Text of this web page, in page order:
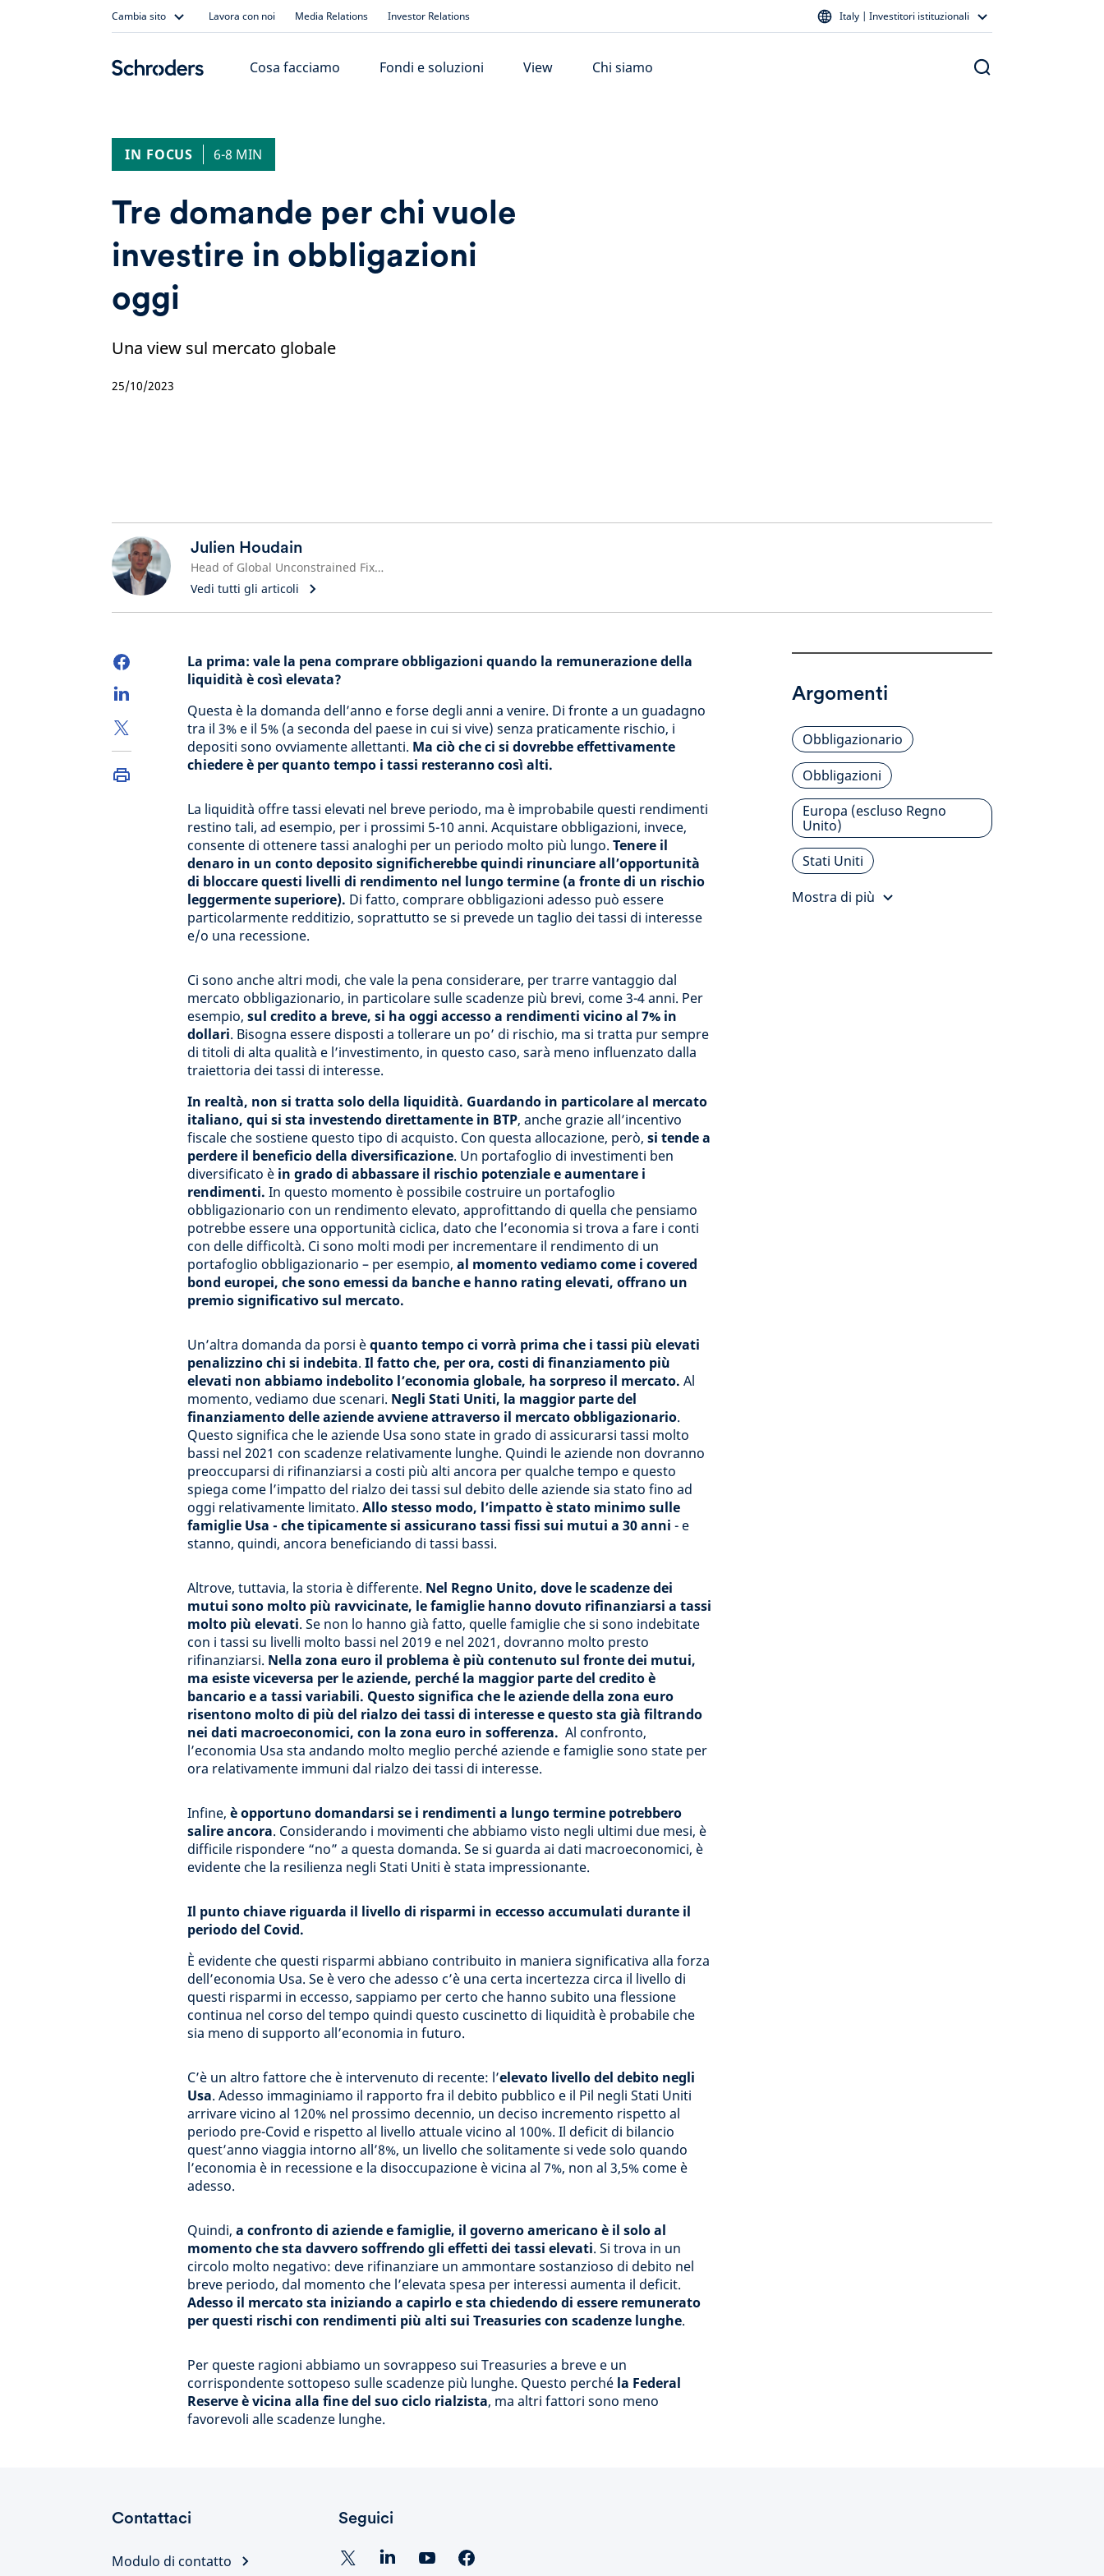
Cambia sito Lavora con noi Media Relations Investor Relations Italy | Investitori istituzionali
Cosa facciamo Fondi e soluzioni View Chi siamo
IN FOCUS 6-8 MIN
Tre domande per chi vuole
investire in obbligazioni
oggi
Una view sul mercato globale
25/10/2023
Julien Houdain
Head of Global Unconstrained Fixed Income
Vedi tutti gli articoli
La prima: vale la pena comprare obbligazioni quando la remunerazione della
liquidità è così elevata?
Questa è la domanda dell’anno e forse degli anni a venire. Di fronte a un guadagno
tra il 3% e il 5% (a seconda del paese in cui si vive) senza praticamente rischio, i
depositi sono ovviamente allettanti. Ma ciò che ci si dovrebbe effettivamente
chiedere è per quanto tempo i tassi resteranno così alti.
La liquidità offre tassi elevati nel breve periodo, ma è improbabile questi rendimenti
restino tali, ad esempio, per i prossimi 5-10 anni. Acquistare obbligazioni, invece,
consente di ottenere tassi analoghi per un periodo molto più lungo. Tenere il
denaro in un conto deposito significherebbe quindi rinunciare all’opportunità
di bloccare questi livelli di rendimento nel lungo termine (a fronte di un rischio
leggermente superiore). Di fatto, comprare obbligazioni adesso può essere
particolarmente redditizio, soprattutto se si prevede un taglio dei tassi di interesse
e/o una recessione.
Ci sono anche altri modi, che vale la pena considerare, per trarre vantaggio dal
mercato obbligazionario, in particolare sulle scadenze più brevi, come 3-4 anni. Per
esempio, sul credito a breve, si ha oggi accesso a rendimenti vicino al 7% in
dollari. Bisogna essere disposti a tollerare un po’ di rischio, ma si tratta pur sempre
di titoli di alta qualità e l’investimento, in questo caso, sarà meno influenzato dalla
traiettoria dei tassi di interesse.
In realtà, non si tratta solo della liquidità. Guardando in particolare al mercato
italiano, qui si sta investendo direttamente in BTP, anche grazie all’incentivo
fiscale che sostiene questo tipo di acquisto. Con questa allocazione, però, si tende a
perdere il beneficio della diversificazione. Un portafoglio di investimenti ben
diversificato è in grado di abbassare il rischio potenziale e aumentare i
rendimenti. In questo momento è possibile costruire un portafoglio
obbligazionario con un rendimento elevato, approfittando di quella che pensiamo
potrebbe essere una opportunità ciclica, dato che l’economia si trova a fare i conti
con delle difficoltà. Ci sono molti modi per incrementare il rendimento di un
portafoglio obbligazionario – per esempio, al momento vediamo come i covered
bond europei, che sono emessi da banche e hanno rating elevati, offrano un
premio significativo sul mercato.
Un’altra domanda da porsi èquanto tempo ci vorrà prima che i tassi più elevati
penalizzino chi si indebita. Il fatto che, per ora, costi di finanziamento più
elevati non abbiamo indebolito l’economia globale, ha sorpreso il mercato. Al
momento, vediamo due scenari. Negli Stati Uniti, la maggior parte del
finanziamento delle aziende avviene attraverso il mercato obbligazionario.
Questo significa che le aziende Usa sono state in grado di assicurarsi tassi molto
bassi nel 2021 con scadenze relativamente lunghe. Quindi le aziende non dovranno
preoccuparsi di rifinanziarsi a costi più alti ancora per qualche tempo e questo
spiega come l’impatto del rialzo dei tassi sul debito delle aziende sia stato fino ad
oggi relativamente limitato. Allo stesso modo, l’impatto è stato minimo sulle
famiglie Usa - che tipicamente si assicurano tassi fissi sui mutui a 30 anni - e
stanno, quindi, ancora beneficiando di tassi bassi.
Altrove, tuttavia, la storia è differente. Nel Regno Unito, dove le scadenze dei
mutui sono molto più ravvicinate, le famiglie hanno dovuto rifinanziarsi a tassi
molto più elevati. Se non lo hanno già fatto, quelle famiglie che si sono indebitate
con i tassi su livelli molto bassi nel 2019 e nel 2021, dovranno molto presto
rifinanziarsi. Nella zona euro il problema è più contenuto sul fronte dei mutui,
ma esiste viceversa per le aziende, perché la maggior parte del credito è
bancario e a tassi variabili. Questo significa che le aziende della zona euro
risentono molto di più del rialzo dei tassi di interesse e questo sta già filtrando
nei dati macroeconomici, con la zona euro in sofferenza. Al confronto,
l’economia Usa sta andando molto meglio perché aziende e famiglie sono state per
ora relativamente immuni dal rialzo dei tassi di interesse.
Infine, è opportuno domandarsi se i rendimenti a lungo termine potrebbero
salire ancora. Considerando i movimenti che abbiamo visto negli ultimi due mesi, è
difficile rispondere “no” a questa domanda. Se si guarda ai dati macroeconomici, è
evidente che la resilienza negli Stati Uniti è stata impressionante.
Il punto chiave riguarda il livello di risparmi in eccesso accumulati durante il
periodo del Covid.
È evidente che questi risparmi abbiano contribuito in maniera significativa alla forza
dell’economia Usa. Se è vero che adesso c’è una certa incertezza circa il livello di
questi risparmi in eccesso, sappiamo per certo che hanno subito una flessione
continua nel corso del tempo quindi questo cuscinetto di liquidità è probabile che
sia meno di supporto all’economia in futuro.
C’è un altro fattore che è intervenuto di recente: l’elevato livello del debito negli
Usa. Adesso immaginiamo il rapporto fra il debito pubblico e il Pil negli Stati Uniti
arrivare vicino al 120% nel prossimo decennio, un deciso incremento rispetto al
periodo pre-Covid e rispetto al livello attuale vicino al 100%. Il deficit di bilancio
quest’anno viaggia intorno all’8%, un livello che solitamente si vede solo quando
l’economia è in recessione e la disoccupazione è vicina al 7%, non al 3,5% come è
adesso.
Quindi, a confronto di aziende e famiglie, il governo americano è il solo al
momento che sta davvero soffrendo gli effetti dei tassi elevati. Si trova in un
circolo molto negativo: deve rifinanziare un ammontare sostanzioso di debito nel
breve periodo, dal momento che l’elevata spesa per interessi aumenta il deficit.
Adesso il mercato sta iniziando a capirlo e sta chiedendo di essere remunerato
per questi rischi con rendimenti più alti sui Treasuries con scadenze lunghe.
Per queste ragioni abbiamo un sovrappeso sui Treasuries a breve e un
corrispondente sottopeso sulle scadenze più lunghe. Questo perché la Federal
Reserve è vicina alla fine del suo ciclo rialzista, ma altri fattori sono meno
favorevoli alle scadenze lunghe.
Argomenti
Obbligazionario
Obbligazioni
Europa (escluso Regno
Unito)
Stati Uniti
Mostra di più
Contattaci
Modulo di contatto
Seguici